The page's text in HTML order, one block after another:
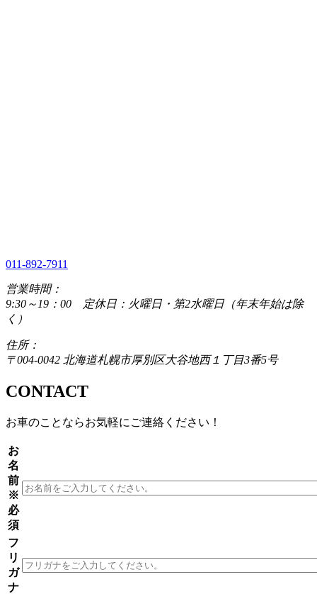
011-892-7911
営業時間：
9:30～19：00 定休日：火曜日・第2水曜日（年末年始は除
く）
住所：
〒004-0042 北海道札幌市厚別区大谷地西１丁目3番5号
CONTACT
お車のことならお気軽にご連絡ください！
お
名
前
※
必
須
フ
リ
ガ
ナ